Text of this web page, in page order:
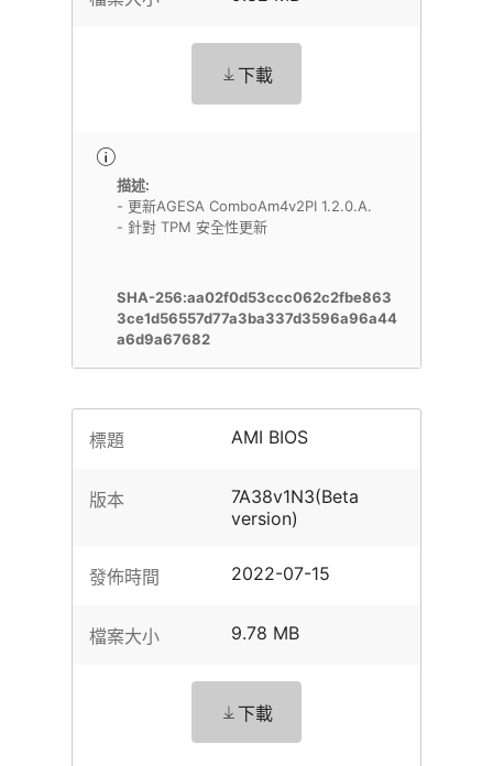
下載
描述:
- 更新AGESA ComboAm4v2PI 1.2.0.A.
- 針對 TPM 安全性更新
SHA-256:aa02f0d53ccc062c2fbe863
3ce1d56557d77a3ba337d3596a96a44
a6d9a67682
標題 AMI BIOS
版本
7A38v1N3(Beta
version)
發佈時間 2022-07-15
檔案大小 9.78 MB
下載